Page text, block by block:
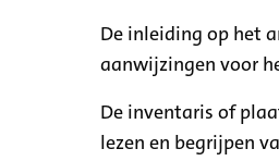
De inleiding op het
aanwijzingen voor
De inventaris of
lezen en begrijpen